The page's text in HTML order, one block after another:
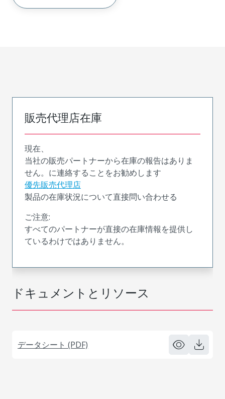
ドキュメントとリソース
データシート (PDF)
販売代理店在庫
現在、
当社の販売パートナーから在庫の報告はありま
せん。に連絡することをお勧めします
優先販売代理店
製品の在庫状況について直接問い合わせる
ご注意:
すべてのパートナーが直接の在庫情報を提供し
ているわけではありません。